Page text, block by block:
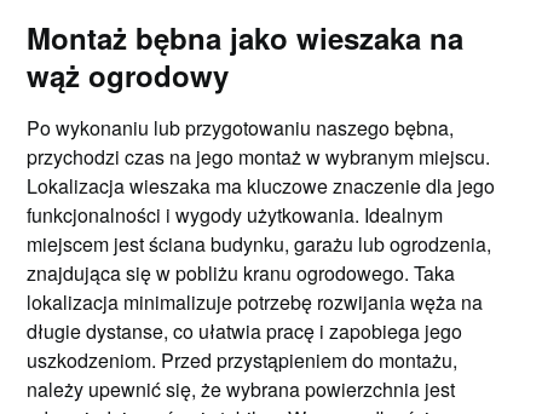
Montaż bębna jako wieszaka na
wąż ogrodowy
Po wykonaniu lub przygotowaniu naszego bębna,
przychodzi czas na jego montaż w wybranym miejscu.
Lokalizacja wieszaka ma kluczowe znaczenie dla jego
funkcjonalności i wygody użytkowania. Idealnym
miejscem jest ściana budynku, garażu lub ogrodzenia,
znajdująca się w pobliżu kranu ogrodowego. Taka
lokalizacja minimalizuje potrzebę rozwijania węża na
długie dystanse, co ułatwia pracę i zapobiega jego
uszkodzeniom. Przed przystąpieniem do montażu,
należy upewnić się, że wybrana powierzchnia jest